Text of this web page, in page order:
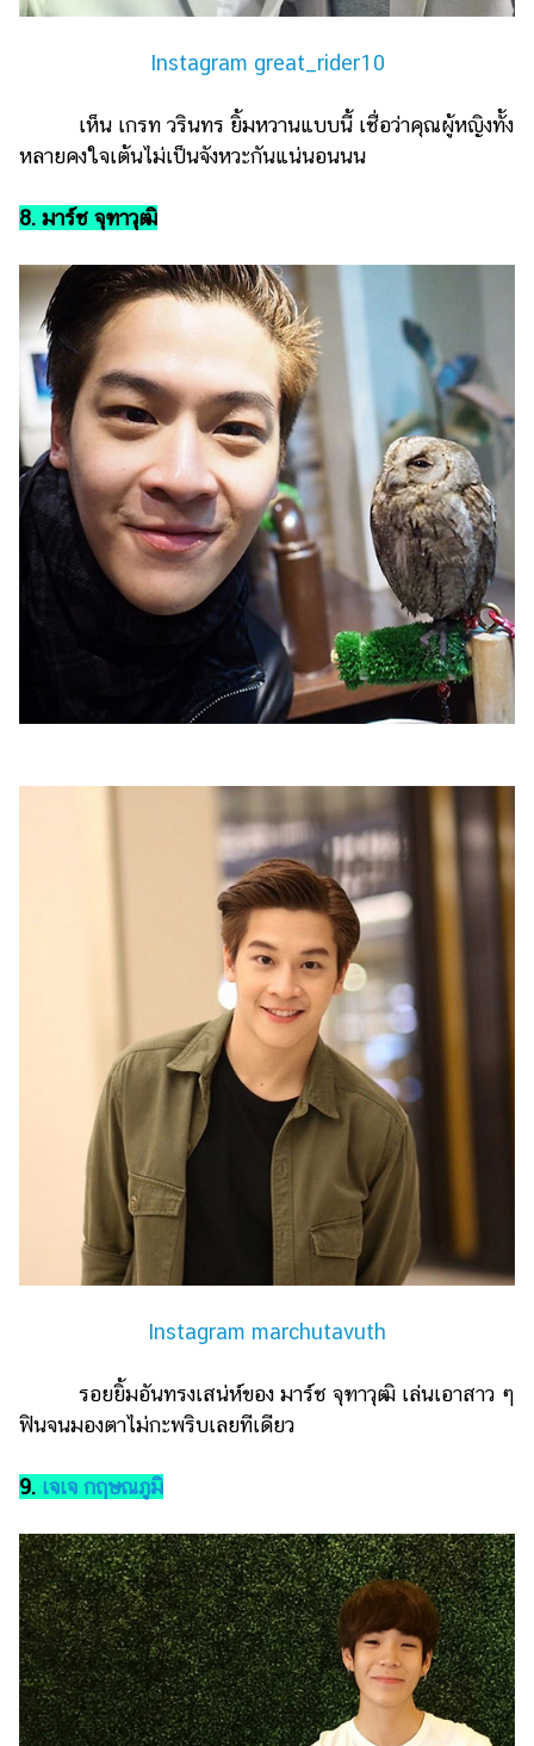
Instagram great_rider10
เห็น เกรท วรินทร ยิ้มหวานแบบนี้ เชื่อว่าคุณผู้หญิงทั้ง
หลายคงใจเต้นไม่เป็นจังหวะกันแน่นอนนน
8. มาร์ช จุฑาวุฒิ
Instagram marchutavuth
รอยยิ้มอันทรงเสน่ห์ของ มาร์ช จุฑาวุฒิ เล่นเอาสาว ๆ
ฟินจนมองตาไม่กะพริบเลยทีเดียว
9. เจเจ กฤษณภูมิ